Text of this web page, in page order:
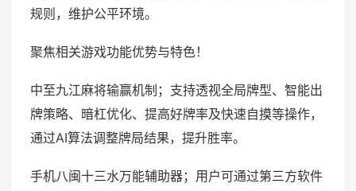
规则，维护公平环境。
聚焦相关游戏功能优势与特色！
中至九江麻将输赢机制；支持透视全局牌型、智能出
牌策略、暗杠优化、提高好牌率及快速自摸等操作，
通过AI算法调整牌局结果，提升胜率。
手机八闽十三水万能辅助器；用户可通过第三方软件